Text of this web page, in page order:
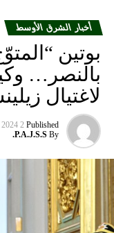
أخبار الشرق الأوسط
بوتين
بالنصر…
لاغتيال
Published
2 years ago
By
P.A.J.S.S.